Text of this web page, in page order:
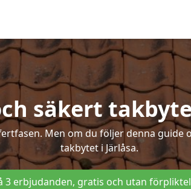
säkert
Men om du följer denna
takbytet i Järlåsa.
3 erbjudanden, gratis och utan